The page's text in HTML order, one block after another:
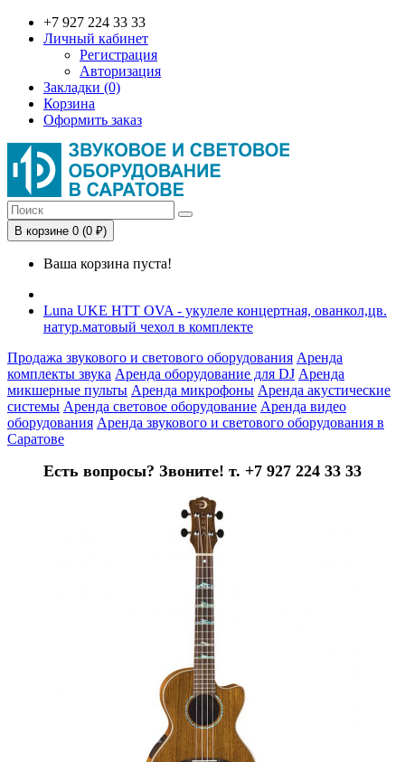
+7 927 224 33 33
Личный кабинет
Регистрация
Авторизация
Закладки (0)
Корзина
Оформить заказ
В корзине 0 (0 ₽)
Ваша корзина пуста!
Luna UKE HTT OVA - укулеле концертная, ованкол,цв.
натур.матовый чехол в комплекте
Продажа звукового и светового оборудования Аренда
комплекты звука Аренда оборудование для DJ Аренда
микшерные пульты Аренда микрофоны Аренда акустические
системы Аренда световое оборудование Аренда видео
оборудования Аренда звукового и светового оборудования в
Саратове
Есть вопросы? Звоните! т. +7 927 224 33 33